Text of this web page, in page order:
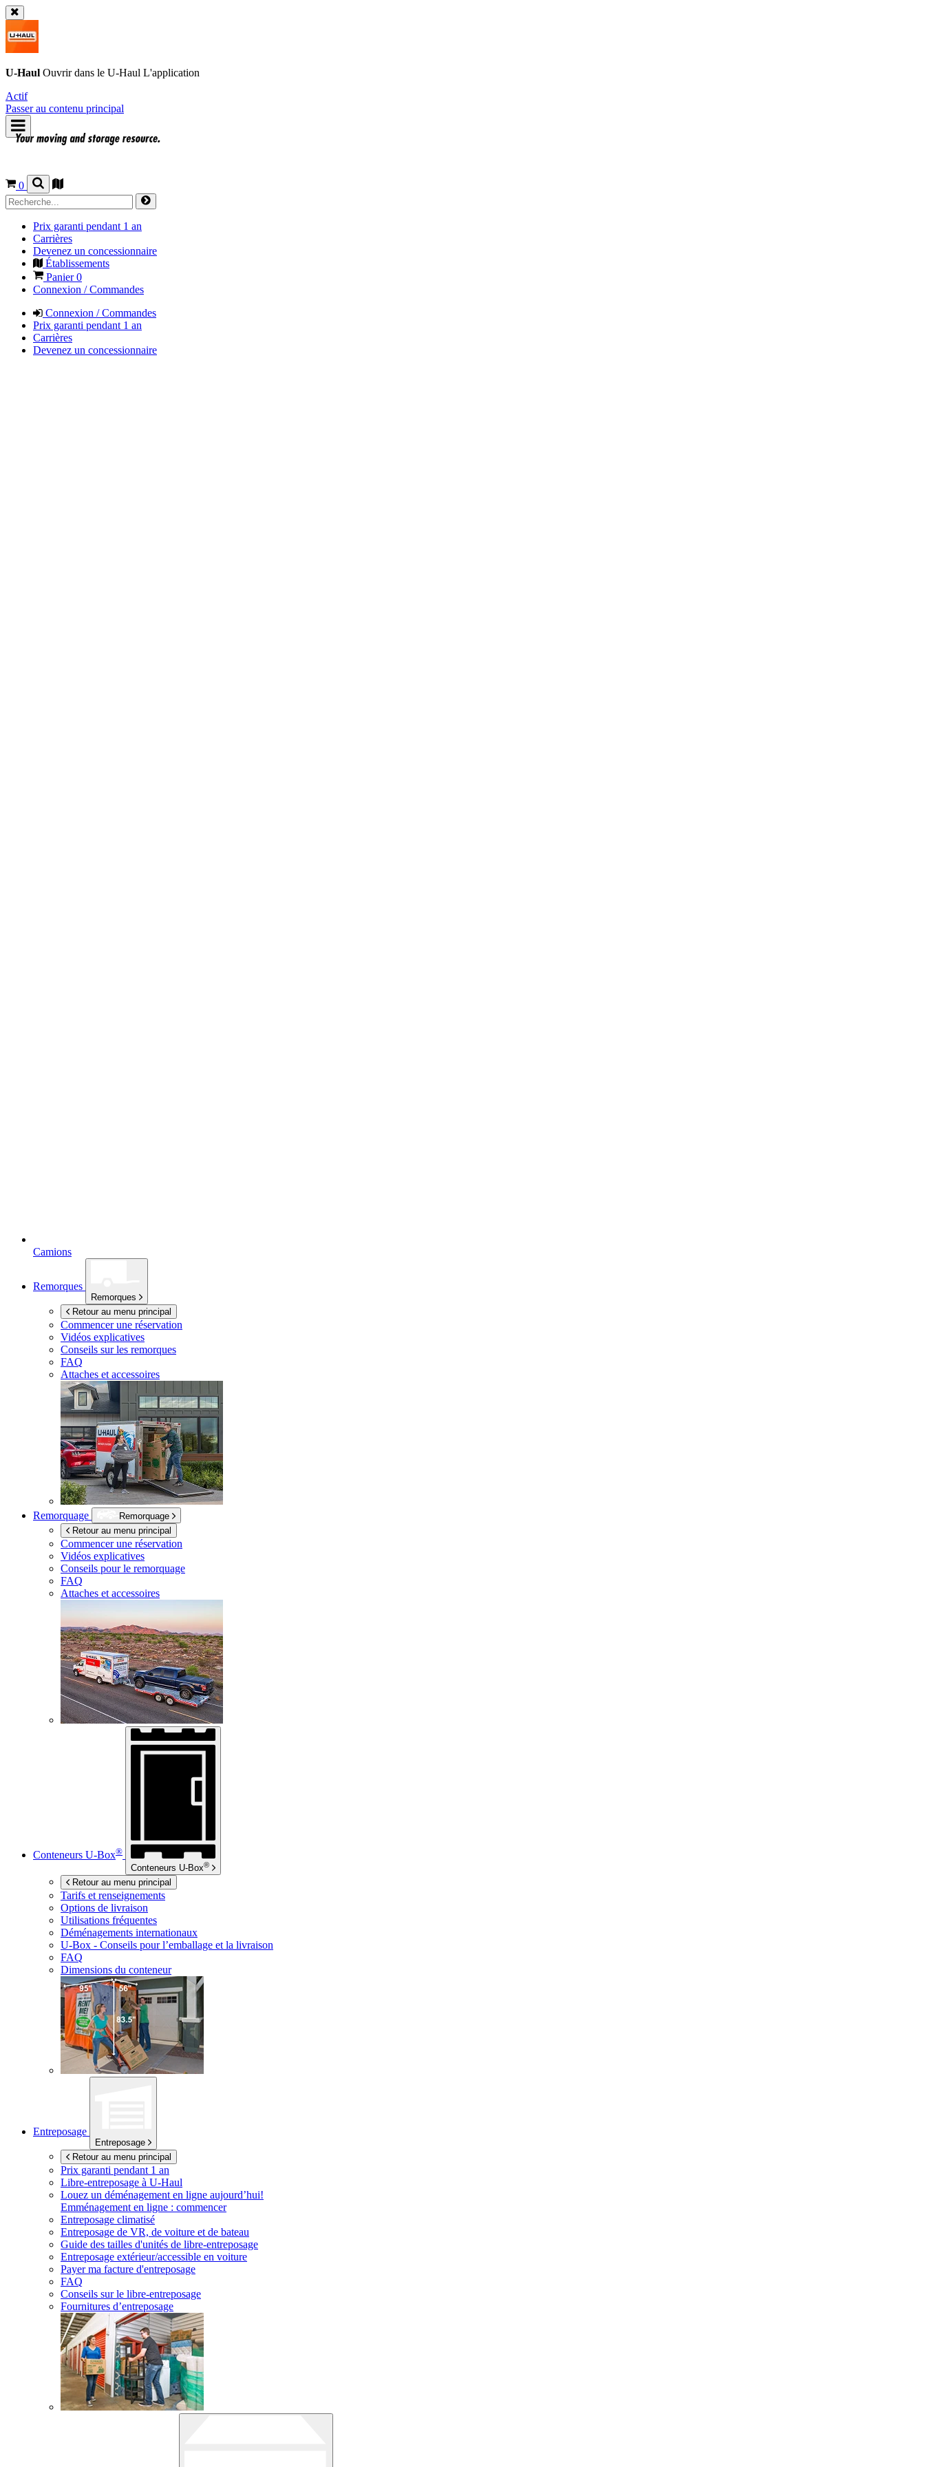
U-Haul Ouvrir dans le U-Haul L'application
Actif
Passer au contenu principal
0
Prix garanti pendant 1 an
Carrières
Devenez un concessionnaire
Établissements
Panier0
Connexion / Commandes
Connexion / Commandes
Prix garanti pendant 1 an
Carrières
Devenez un concessionnaire
Camions
Remorques
Remorques
Retour au menu principal
Commencer une réservation
Vidéos explicatives
Conseils sur les remorques
FAQ
Attaches et accessoires
Remorquage
Remorquage
Retour au menu principal
Commencer une réservation
Vidéos explicatives
Conseils pour le remorquage
FAQ
Attaches et accessoires
Conteneurs U-Box®
Conteneurs U-Box®
Retour au menu principal
Tarifs et renseignements
Options de livraison
Utilisations fréquentes
Déménagements internationaux
U-Box - Conseils pour l’emballage et la livraison
FAQ
Dimensions du conteneur
Entreposage
Entreposage
Retour au menu principal
Prix garanti pendant 1 an
Libre-entreposage à U-Haul
Louez un déménagement en ligne aujourd’hui!
Emménagement en ligne : commencer
Entreposage climatisé
Entreposage de VR, de voiture et de bateau
Guide des tailles d'unités de libre-entreposage
Entreposage extérieur/accessible en voiture
Payer ma facture d'entreposage
FAQ
Conseils sur le libre-entreposage
Fournitures d’entreposage